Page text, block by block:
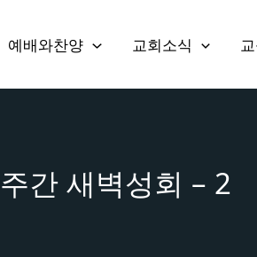
예배와찬양 교회소식
간 새벽성회 – 2